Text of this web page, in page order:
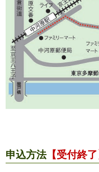
申込方法【受付終了